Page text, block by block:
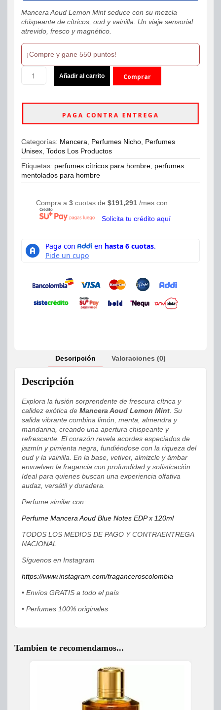
Mancera Aoud Lemon Mint seduce con su mezcla
chispeante de cítricos, oud y vainilla. Un viaje sensorial
atrevido, fresco y magnético.
¡Compre y gane 550 puntos!
Mancera
De
120ml
Unisex
cantidad
Añadir al carrito Comprar
PAGA CONTRA ENTREGA
Categorías: Mancera, Perfumes Nicho, Perfumes
Unisex, Todos Los Productos
Etiquetas: perfumes cítricos para hombre, perfumes
mentolados para hombre
Compra a 3 cuotas de $191,291 /mes con
Solicita tu crédito aquí
Descripción Valoraciones (0)
Descripción
Explora la fusión sorprendente de frescura cítrica y
calidez exótica de Mancera Aoud Lemon Mint. Su
salida vibrante combina limón, menta, almendra y
mandarina, creando una apertura chispeante y
refrescante. El corazón revela acordes especiados de
jazmín y pimienta negra, fundiéndose con la riqueza del
oud y la vainilla. En la base, vetiver, almizcle y ámbar
envuelven la fragancia con profundidad y sofisticación.
Ideal para quienes buscan una experiencia olfativa
audaz, versátil y duradera.
Perfume similar con:
Perfume Mancera Aoud Blue Notes EDP x 120ml
TODOS LOS MEDIOS DE PAGO Y CONTRAENTREGA
NACIONAL
Síguenos en Instagram
https://www.instagram.com/fraganceroscolombia
• Envíos GRATIS a todo el país
• Perfumes 100% originales
Tambien te recomendamos...